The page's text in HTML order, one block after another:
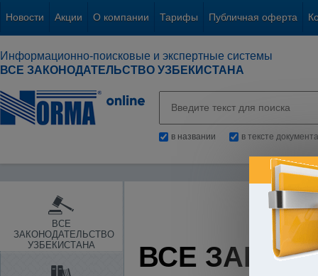
Новости Акции О компании Тарифы Публичная оферта
Информационно-поисковые и экспертные системы
ВСЕ ЗАКОНОДАТЕЛЬСТВО УЗБЕКИСТАНА
в названии в тексте документа
ВСЕ
ЗАКОНОДАТЕЛЬСТВО
УЗБЕКИСТАНА
ВСЕ